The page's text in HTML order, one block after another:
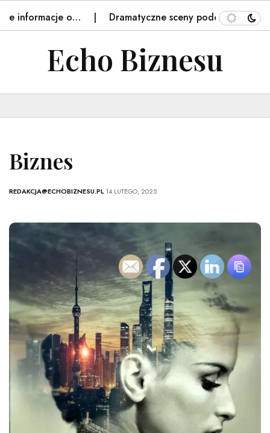
informacje o… Dramatyczne sceny podczas wyścigu.
Echo Biznesu
Biznes
REDAKCJA@ECHOBIZNESU.PL14 LUTEGO, 2025